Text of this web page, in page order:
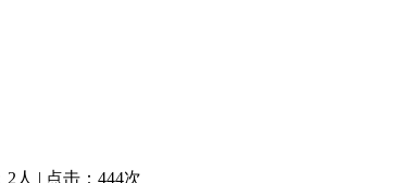
人 | 点击：444次